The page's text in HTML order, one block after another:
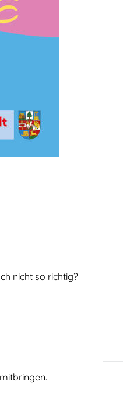
nicht so richtig?